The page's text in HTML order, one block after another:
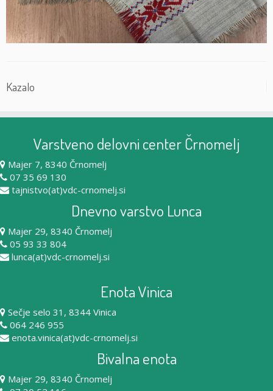
Kazalo
Varstveno delovni center Črnomelj
Majer 7, 8340 Črnomelj
07 35 69 130
tajnistvo(at)vdc-crnomelj.si
Dnevno varstvo Lunca
Majer 29, 8340 Črnomelj
05 93 33 804
lunca(at)vdc-crnomelj.si
Enota Vinica
Sečje selo 31, 8344 Vinica
064 246 955
enota.vinica(at)vdc-crnomelj.si
Bivalna enota
Majer 29, 8340 Črnomelj